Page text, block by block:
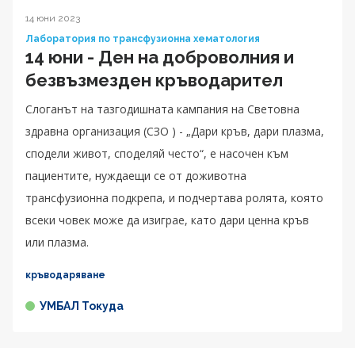
14 юни 2023
Лаборатория по трансфузионна хематология
14 юни - Ден на доброволния и
безвъзмезден кръводарител
Слоганът на тазгодишната кампания на Световна
здравна организация (СЗО ) - „Дари кръв, дари плазма,
сподели живот, споделяй често“, е насочен към
пациентите, нуждаещи се от доживотна
трансфузионна подкрепа, и подчертава ролята, която
всеки човек може да изиграе, като дари ценна кръв
или плазма.
кръводаряване
УМБАЛ Токуда